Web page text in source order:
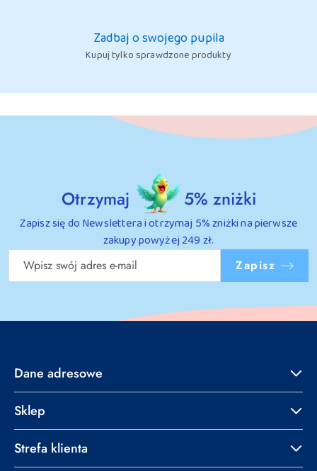
Zadbaj o swojego pupila
Kupuj tylko sprawdzone produkty
Otrzymaj 5% zniżki
Zapisz się do Newslettera i otrzymaj 5% zniżki na pierwsze
zakupy powyżej 249 zł.
Zapisz
Dane adresowe
Sklep
Strefa klienta